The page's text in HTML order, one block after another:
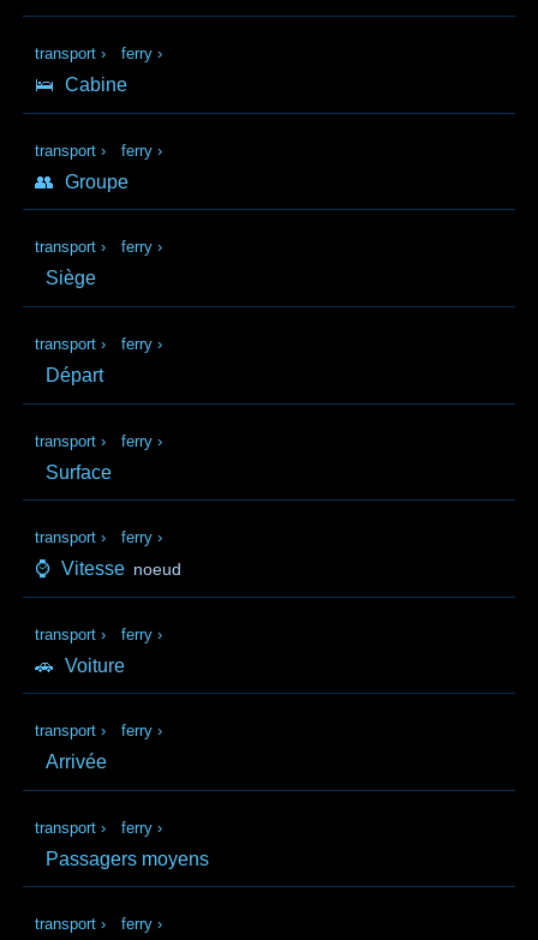
transport › ferry ›
🛌 Cabine
transport › ferry ›
👥 Groupe
transport › ferry ›
Siège
transport › ferry ›
Départ
transport › ferry ›
Surface
transport › ferry ›
⌚ Vitesse noeud
transport › ferry ›
🚗 Voiture
transport › ferry ›
Arrivée
transport › ferry ›
Passagers moyens
transport › ferry ›